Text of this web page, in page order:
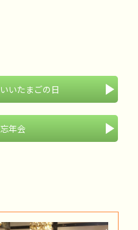
いいたまごの日
忘年会